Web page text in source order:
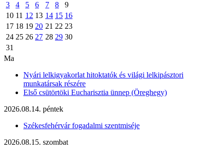
3
4 5 6 7 8
9
10 11 12 13 14 15 16
17 18 19 20 21 22 23
24 25 26 27 28 29 30
31
Ma
Nyári lelkigyakorlat hitoktatók és világi lelkipásztori
munkatársak részére
Első csütörtöki Eucharisztia ünnep (Öreghegy)
2026.08.14. péntek
Székesfehérvár fogadalmi szentmiséje
2026.08.15. szombat